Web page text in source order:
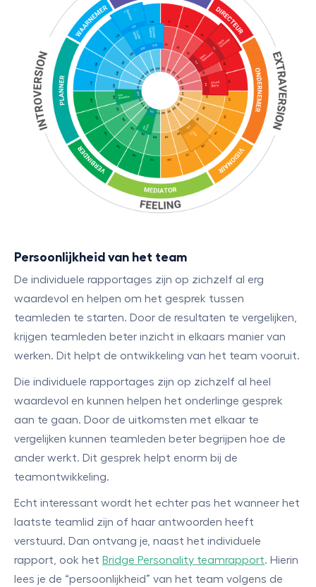
Persoonlijkheid van het team
De individuele rapportages zijn op zichzelf al erg
waardevol en helpen om het gesprek tussen
teamleden te starten. Door de resultaten te vergelijken,
krijgen teamleden beter inzicht in elkaars manier van
werken. Dit helpt de ontwikkeling van het team vooruit.
Die individuele rapportages zijn op zichzelf al heel
waardevol en kunnen helpen het onderlinge gesprek
aan te gaan. Door de uitkomsten met elkaar te
vergelijken kunnen teamleden beter begrijpen hoe de
ander werkt. Dit gesprek helpt enorm bij de
teamontwikkeling.
Echt interessant wordt het echter pas het wanneer het
laatste teamlid zijn of haar antwoorden heeft
verstuurd. Dan ontvang je, naast het individuele
rapport, ook het Bridge Personality teamrapport. Hierin
lees je de “persoonlijkheid” van het team volgens de